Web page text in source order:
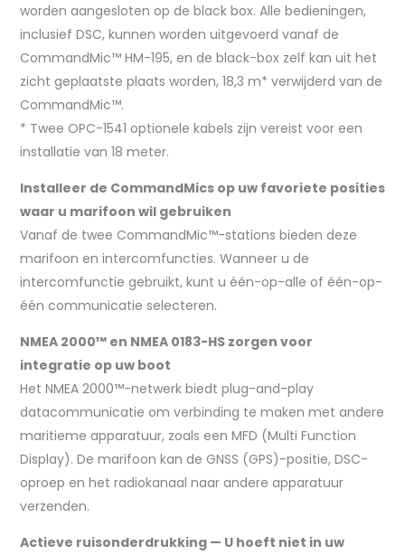
worden aangesloten op de black box. Alle bedieningen,
inclusief DSC, kunnen worden uitgevoerd vanaf de
CommandMic™ HM-195, en de black-box zelf kan uit het
zicht geplaatste plaats worden, 18,3 m* verwijderd van de
CommandMic™.
* Twee OPC-1541 optionele kabels zijn vereist voor een
installatie van 18 meter.
Installeer de CommandMics op uw favoriete posities
waar u marifoon wil gebruiken
Vanaf de twee CommandMic™-stations bieden deze
marifoon en intercomfuncties. Wanneer u de
intercomfunctie gebruikt, kunt u één-op-alle of één-op-
één communicatie selecteren.
NMEA 2000™ en NMEA 0183-HS zorgen voor
integratie op uw boot
Het NMEA 2000™-netwerk biedt plug-and-play
datacommunicatie om verbinding te maken met andere
maritieme apparatuur, zoals een MFD (Multi Function
Display). De marifoon kan de GNSS (GPS)-positie, DSC-
oproep en het radiokanaal naar andere apparatuur
verzenden.
Actieve ruisonderdrukking — U hoeft niet in uw